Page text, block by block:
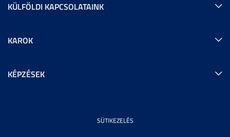
KÜLFÖLDI KAPCSOLATAINK
KAROK
KÉPZÉSEK
SÜTIKEZELÉS